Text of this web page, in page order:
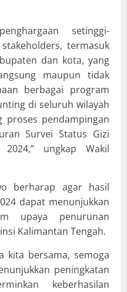
setinggi-
termasuk
dan kota, yang
maupun tidak
berbagai program
di seluruh wilayah
proses pendampingan
Survei Status Gizi
2024,” ungkap Wakil
berharap agar hasil
dapat menunjukkan
upaya penurunan
Kalimantan Tengah.
kita bersama, semoga
peningkatan
keberhasilan